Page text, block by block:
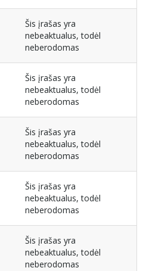
Šis įrašas yra
nebeaktualus, todėl
neberodomas
Šis įrašas yra
nebeaktualus, todėl
neberodomas
Šis įrašas yra
nebeaktualus, todėl
neberodomas
Šis įrašas yra
nebeaktualus, todėl
neberodomas
Šis įrašas yra
nebeaktualus, todėl
neberodomas